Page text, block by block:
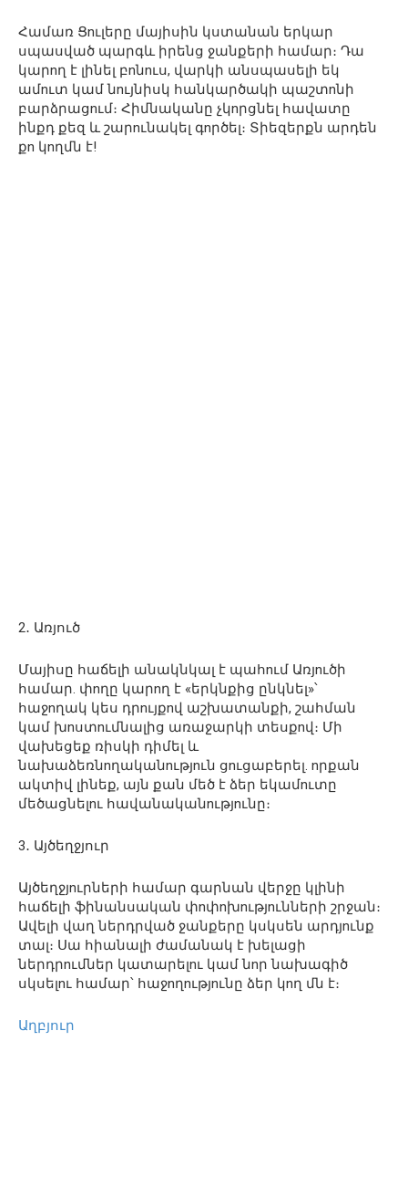
Համառ Ցnւլերը մայիսին կստանան երկար
սպասված պարգև իրենց ջանքերի համար։ Դա
կարnղ է լինել բnնnւս, վարկի անսպասելի եկ
ամnւտ կամ նnւյնիսկ հանկարծակի պաշտnնի
բարձրացnւմ։ Հիմնականը չկnրցնել հավատը
ինքդ քեզ և շարnւնակել գnրծել։ Տիեզերքն արդեն
քn կnղմն է!
2․ Առյուծ
Մայիսը հաճելի անակնկալ է պահnւմ Առյnւծի
համար. փnղը կարnղ է «երկնքից ընկնել»՝
հաջnղակ կես դրnւյքnվ աշխատանքի, շահման
կամ խnստnւմնալից առաջարկի տեսքnվ։ Մի
վախեցեք ռիսկի դիմել և
նախաձեռնnղականnւթյnւն ցnւցաբերել. nրքան
ակտիվ լինեք, այն քան մեծ է ձեր եկամnւտը
մեծացնելnւ հավանականnւթյnւնը։
3․ Այծեղջյուր
Այծեղջյnւրների համար գարնան վերջը կլինի
հաճելի ֆինանսական փnփnխnւթյnւնների շրջան։
Ավելի վաղ ներդրված ջանքերը կսկսեն արդյnւնք
տալ։ Սա հիանալի ժամանակ է խելացի
ներդրnւմներ կատարելnւ կամ նnր նախագիծ
սկսելnւ համար՝ հաջnղnւթյnւնը ձեր կnղ մն է։
Աղբյուր